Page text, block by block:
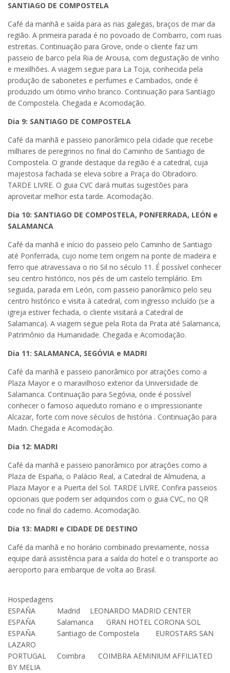
SANTIAGO DE COMPOSTELA
Café da manhã e saída para as rias galegas, braços de mar da
região. A primeira parada é no povoado de Combarro, com ruas
estreitas. Continuação para Grove, onde o cliente faz um
passeio de barco pela Ria de Arousa, com degustação de vinho
e mexilhões. A viagem segue para La Toja, conhecida pela
produção de sabonetes e perfumes e Cambados, onde é
produzido um ótimo vinho branco. Continuação para Santiago
de Compostela. Chegada e Acomodação.
Dia 9: SANTIAGO DE COMPOSTELA
Café da manhã e passeio panorâmico pela cidade que recebe
milhares de peregrinos no final do Caminho de Santiago de
Compostela. O grande destaque da região é a catedral, cuja
majestosa fachada se eleva sobre a Praça do Obradoiro.
TARDE LIVRE. O guia CVC dará muitas sugestões para
aproveitar melhor esta tarde. Acomodação.
Dia 10: SANTIAGO DE COMPOSTELA, PONFERRADA, LEÓN e
SALAMANCA
Café da manhã e início do passeio pelo Caminho de Santiago
até Ponferrada, cujo nome tem origem na ponte de madeira e
ferro que atravessava o rio Sil no século 11. É possível conhecer
seu centro histórico, nos pés de um castelo templário. Em
seguida, parada em León, com passeio panorâmico pelo seu
centro histórico e visita à catedral, com ingresso incluído (se a
igreja estiver fechada, o cliente visitará a Catedral de
Salamanca). A viagem segue pela Rota da Prata até Salamanca,
Patrimônio da Humanidade. Chegada e Acomodação.
Dia 11: SALAMANCA, SEGÓVIA e MADRI
Café da manhã e passeio panorâmico por atrações como a
Plaza Mayor e o maravilhoso exterior da Universidade de
Salamanca. Continuação para Segóvia, onde é possível
conhecer o famoso aqueduto romano e o impressionante
Alcazar, forte com nove séculos de história . Continuação para
Madri. Chegada e Acomodação.
Dia 12: MADRI
Café da manhã e passeio panorâmico por atrações como a
Plaza de España, o Palácio Real, a Catedral de Almudena, a
Plaza Mayor e a Puerta del Sol. TARDE LIVRE. Confira passeios
opcionais que podem ser adquiridos com o guia CVC, no QR
code no final do caderno. Acomodação.
Dia 13: MADRI e CIDADE DE DESTINO
Café da manhã e no horário combinado previamente, nossa
equipe dará assistência para a saída do hotel e o transporte ao
aeroporto para embarque de volta ao Brasil.
Hospedagens
ESPAÑA
Madrid
LEONARDO MADRID CENTER
ESPAÑA
Salamanca
GRAN HOTEL CORONA SOL
ESPAÑA
Santiago de Compostela
EUROSTARS SAN
LAZARO
PORTUGAL
Coimbra
COIMBRA AEMINIUM AFFILIATED
BY MELIA